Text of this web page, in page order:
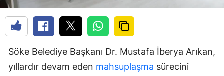
Söke Belediye Başkanı Dr. Mustafa İberya Arıkan,
yıllardır devam eden mahsuplaşma sürecini